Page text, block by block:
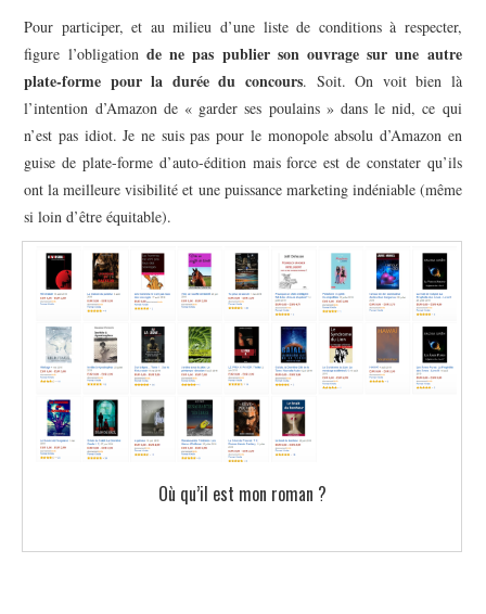
Pour participer, et au milieu d’une liste de conditions à respecter,
figure l’obligation de ne pas publier son ouvrage sur une autre
plate-forme pour la durée du concours. Soit. On voit bien là
l’intention d’Amazon de « garder ses poulains » dans le nid, ce qui
n’est pas idiot. Je ne suis pas pour le monopole absolu d’Amazon en
guise de plate-forme d’auto-édition mais force est de constater qu’ils
ont la meilleure visibilité et une puissance marketing indéniable (même
si loin d’être équitable).
Où qu’il est mon roman ?